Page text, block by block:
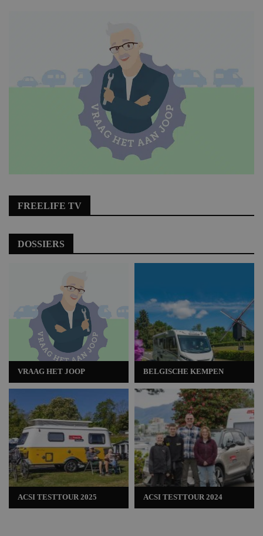
FREELIFE TV
DOSSIERS
VRAAG HET JOOP
ACSI TESTTOUR 2025
BELGISCHE KEMPEN
ACSI TESTTOUR 2024